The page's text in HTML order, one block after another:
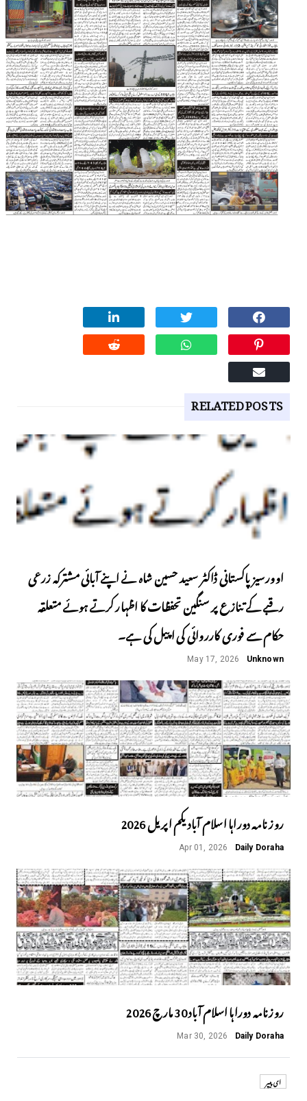
RELATED POSTS
اوورسیز پاکستانی ڈاکٹر سعید حسین شاہ نے اپنے آبائی مشترکہ زرعی
رقبے کے تنازع پر سنگین تحفظات کا اظہار کرتے ہوئے متعلقہ
حکام سے فوری کارروائی کی اپیل کی ہے۔
Unknown
May 17, 2026
روز نامہ دوراہا اسلام آباد یکم اپریل 2026
Daily Doraha
Apr 01, 2026
روزنامہ دوراہا اسلام آباد 30 مارچ 2026
Daily Doraha
Mar 30, 2026
ای پیپر